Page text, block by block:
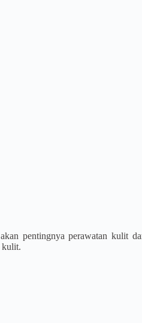
pentingnya perawatan kulit
kulit.